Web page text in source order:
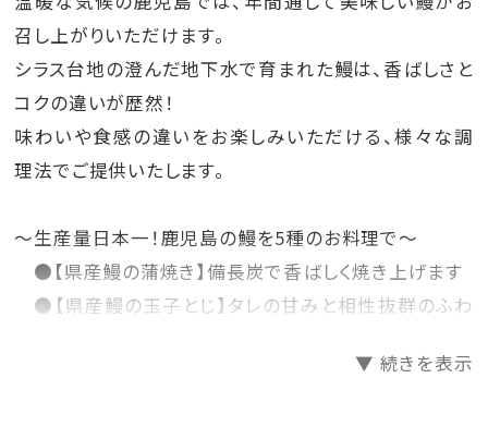
召し上がりいただけます。
シラス台地の澄んだ地下水で育まれた鰻は、香ばしさと
コクの違いが歴然！
味わいや食感の違いをお楽しみいただける、様々な調
理法でご提供いたします。
～生産量日本一！鹿児島の鰻を5種のお料理で～
●【県産鰻の蒲焼き】備長炭で香ばしく焼き上げます
●【県産鰻の玉子とじ】タレの甘みと相性抜群のふわ
●【県産鰻のひつまぶし蒸篭蒸し】スタミナ満天！の自
▼ 続きを表示